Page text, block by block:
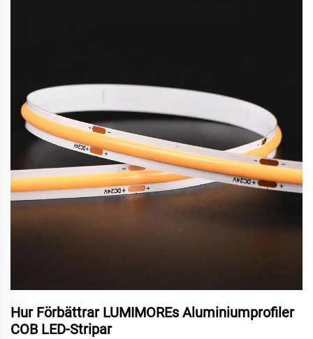
Hur Förbättrar LUMIMOREs Aluminiumprofiler
COB LED-Stripar